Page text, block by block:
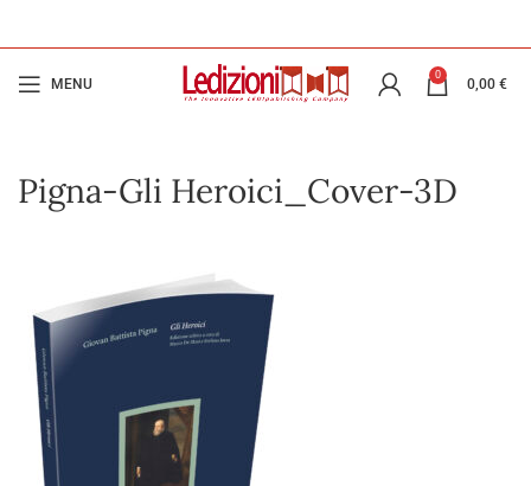
MENU
0
0,00 €
Pigna-Gli Heroici_Cover-3D